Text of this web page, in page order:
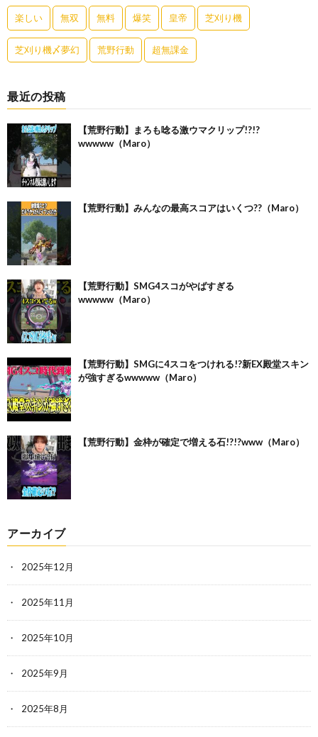
楽しい 無双 無料 爆笑 皇帝 芝刈り機
芝刈り機〆夢幻 荒野行動 超無課金
最近の投稿
【荒野行動】まろも唸る激ウマクリップ!?!?
wwwww（Maro）
【荒野行動】みんなの最高スコアはいくつ??（Maro）
【荒野行動】SMG4スコがやばすぎる
wwwww（Maro）
【荒野行動】SMGに4スコをつけれる!?新EX殿堂スキン
が強すぎるwwwww（Maro）
【荒野行動】金枠が確定で増える石!?!?www（Maro）
アーカイブ
2025年12月
2025年11月
2025年10月
2025年9月
2025年8月